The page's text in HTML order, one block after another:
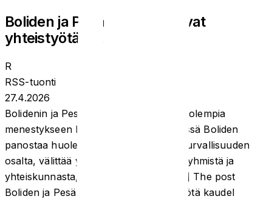
Boliden ja Pesäkarhut jatkavat
yhteistyötä kaudella 2026
R
RSS-tuonti
27.4.2026
Bolidenin ja Pesäkarhujen arvot ovat molempia
menestykseen kantava voima. Siinä missä Boliden
panostaa huolenpitoon ympäristön ja turvallisuuden
osalta, välittää ympärillä olevista sidosryhmistä ja
yhteiskunnasta, Pesäkarhut tarjoaa […] The post
Boliden ja Pesäkarhut jatkavat yhteistyötä kaudel